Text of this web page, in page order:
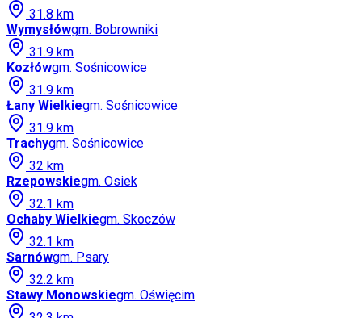
31.8 km
Wymysłówgm. Bobrowniki
31.9 km
Kozłówgm. Sośnicowice
31.9 km
Łany Wielkiegm. Sośnicowice
31.9 km
Trachygm. Sośnicowice
32 km
Rzepowskiegm. Osiek
32.1 km
Ochaby Wielkiegm. Skoczów
32.1 km
Sarnówgm. Psary
32.2 km
Stawy Monowskiegm. Oświęcim